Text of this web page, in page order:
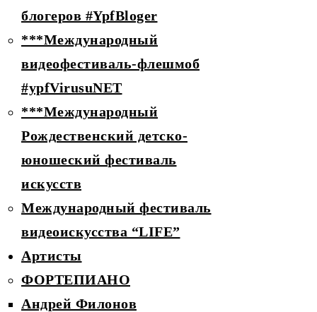
блогеров #YpfBloger
***Международный
видеофестиваль-флешмоб
#ypfVirusuNET
***Международный
Рождественский детско-
юношеский фестиваль
искусств
Международный фестиваль
видеоискусства “LIFE”
Артисты
ФОРТЕПИАНО
Андрей Филонов